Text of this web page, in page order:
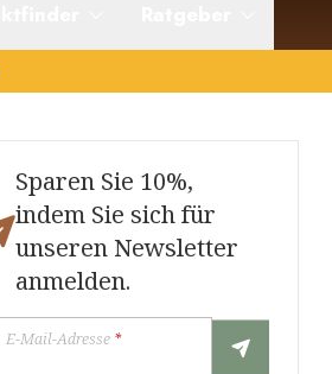
Sparen Sie 10%,
indem Sie sich für
unseren Newsletter
anmelden.
E-Mail-Adresse*